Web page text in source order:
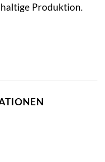
Produktion.